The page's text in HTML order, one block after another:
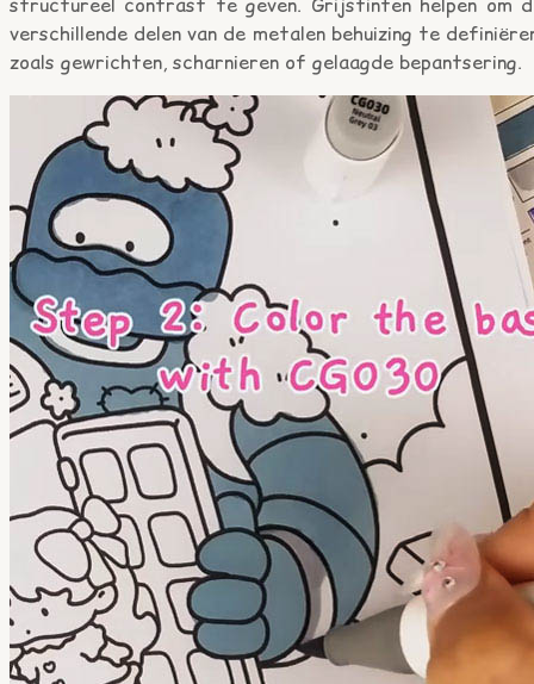
verschillende delen van de metalen behuizing te
zoals gewrichten, scharnieren of gelaagde bepantsering.